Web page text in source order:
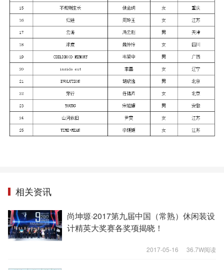
相关资讯
尚坤塬·2017第九届中国（常熟）休闲装设
计精英大奖赛各奖项揭晓！
2017-05-16 36.7W阅读